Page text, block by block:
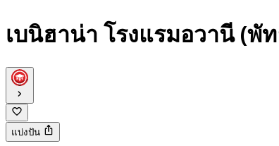
เบนิฮาน่า โรงแรมอวานี (พั
แบ่งปัน